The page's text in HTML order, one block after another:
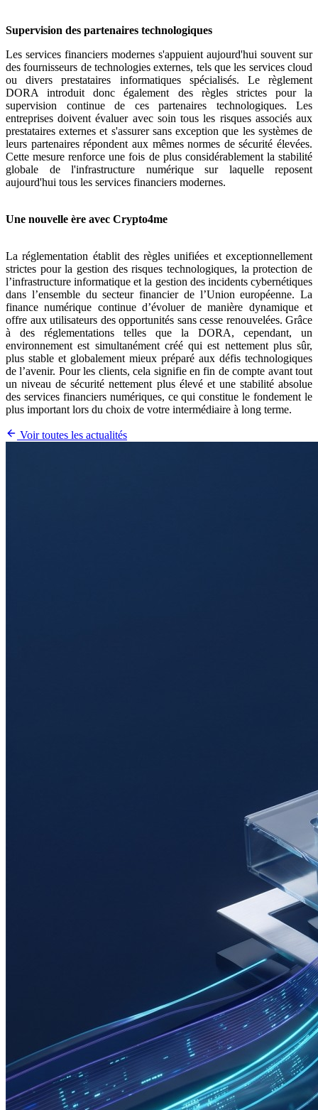
Supervision des partenaires technologiques
Les services financiers modernes s'appuient aujourd'hui souvent sur
des fournisseurs de technologies externes, tels que les services cloud
ou divers prestataires informatiques spécialisés. Le règlement
DORA introduit donc également des règles strictes pour la
supervision continue de ces partenaires technologiques. Les
entreprises doivent évaluer avec soin tous les risques associés aux
prestataires externes et s'assurer sans exception que les systèmes de
leurs partenaires répondent aux mêmes normes de sécurité élevées.
Cette mesure renforce une fois de plus considérablement la stabilité
globale de l'infrastructure numérique sur laquelle reposent
aujourd'hui tous les services financiers modernes.
Une nouvelle ère avec Crypto4me
La réglementation établit des règles unifiées et exceptionnellement
strictes pour la gestion des risques technologiques, la protection de
l’infrastructure informatique et la gestion des incidents cybernétiques
dans l’ensemble du secteur financier de l’Union européenne. La
finance numérique continue d’évoluer de manière dynamique et
offre aux utilisateurs des opportunités sans cesse renouvelées. Grâce
à des réglementations telles que la DORA, cependant, un
environnement est simultanément créé qui est nettement plus sûr,
plus stable et globalement mieux préparé aux défis technologiques
de l’avenir. Pour les clients, cela signifie en fin de compte avant tout
un niveau de sécurité nettement plus élevé et une stabilité absolue
des services financiers numériques, ce qui constitue le fondement le
plus important lors du choix de votre intermédiaire à long terme.
Voir toutes les actualités